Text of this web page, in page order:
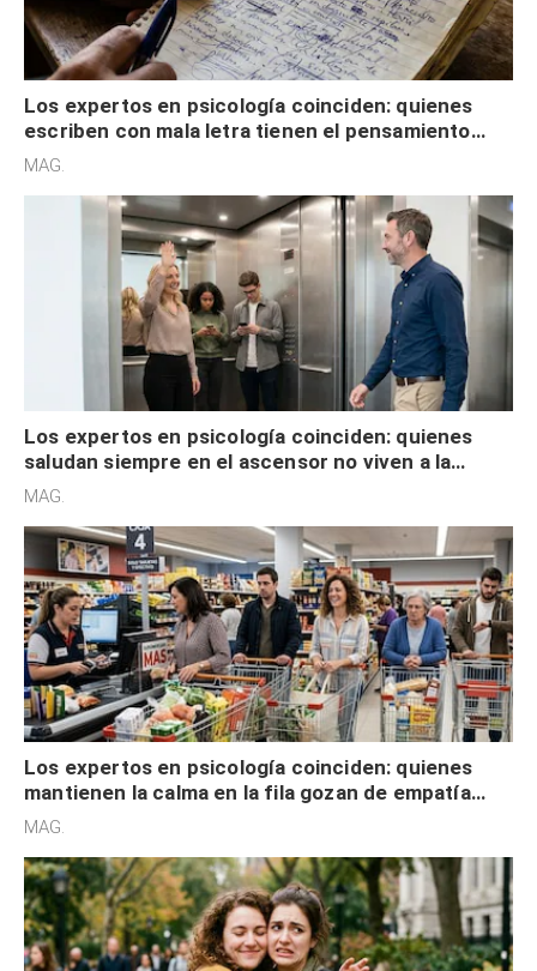
Los expertos en psicología coinciden: quienes
escriben con mala letra tienen el pensamiento
acelerado y no lo hacen por desinterés
MAG.
Los expertos en psicología coinciden: quienes
saludan siempre en el ascensor no viven a la
defensiva y tienen apertura social
MAG.
Los expertos en psicología coinciden: quienes
mantienen la calma en la fila gozan de empatía
cognitiva, gratitud y no solo tienen autocontrol
MAG.